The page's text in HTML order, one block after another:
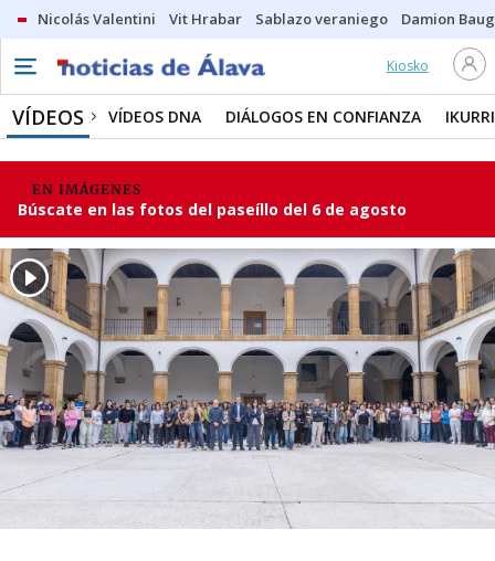
Nicolás Valentini Vit Hrabar Sablazo veraniego Damion
Kiosko
VÍDEOS VÍDEOS DNA DIÁLOGOS EN CONFIANZA
EN IMÁGENES
Búscate en las fotos del paseíllo del 6 de agosto